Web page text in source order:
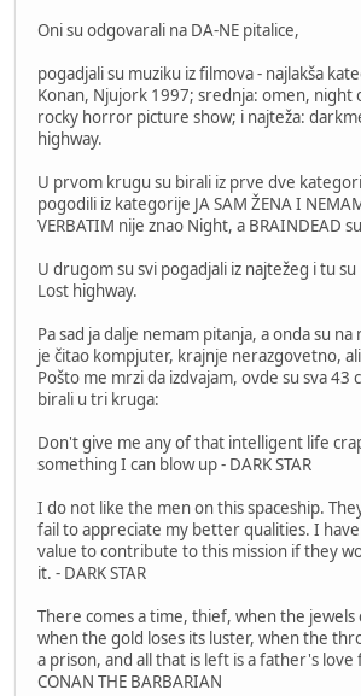
Oni su odgovarali na DA-NE pitalice,
pogadjali su muziku iz filmova - najlakša
Konan, Njujork 1997; srednja: omen, night
rocky horror picture show; i najteža:
highway.
U prvom krugu su birali iz prve dve
pogodili iz kategorije JA SAM ŽENA I
VERBATIM nije znao Night, a BRAINDEAD
U drugom su svi pogadjali iz najtežeg i tu
Lost highway.
Pa sad ja dalje nemam pitanja, a onda su
je čitao kompjuter, krajnje nerazgovetno,
Pošto me mrzi da izdvajam, ovde su sva 43
birali u tri kruga:
Don't give me any of that intelligent life
something I can blow up - DARK STAR
I do not like the men on this spaceship.
fail to appreciate my better qualities. I
value to contribute to this mission if they
it. - DARK STAR
There comes a time, thief, when the jewels
when the gold loses its luster, when the
a prison, and all that is left is a father's love
CONAN THE BARBARIAN